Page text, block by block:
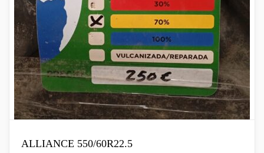
ALLIANCE 550/60R22.5